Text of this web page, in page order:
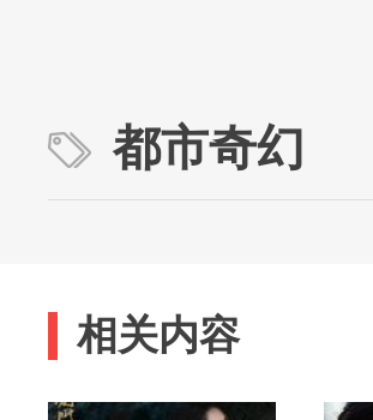
都市奇幻
相关内容